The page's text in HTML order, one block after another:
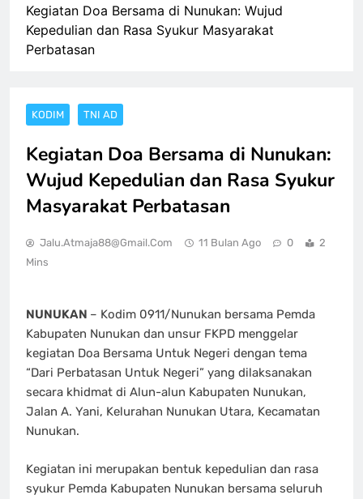
Kegiatan Doa Bersama di Nunukan: Wujud
Kepedulian dan Rasa Syukur Masyarakat
Perbatasan
KODIM TNI AD
Kegiatan Doa Bersama di Nunukan:
Wujud Kepedulian dan Rasa Syukur
Masyarakat Perbatasan
Jalu.atmaja88@gmail.com 11 Bulan Ago 0
2
Mins
NUNUKAN – Kodim 0911/Nunukan bersama Pemda
Kabupaten Nunukan dan unsur FKPD menggelar
kegiatan Doa Bersama Untuk Negeri dengan tema
“Dari Perbatasan Untuk Negeri” yang dilaksanakan
secara khidmat di Alun-alun Kabupaten Nunukan,
Jalan A. Yani, Kelurahan Nunukan Utara, Kecamatan
Nunukan.
Kegiatan ini merupakan bentuk kepedulian dan rasa
syukur Pemda Kabupaten Nunukan bersama seluruh